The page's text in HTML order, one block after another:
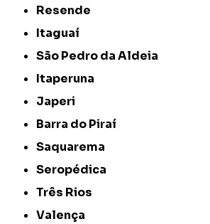
Resende
Itaguaí
São Pedro da Aldeia
Itaperuna
Japeri
Barra do Piraí
Saquarema
Seropédica
Três Rios
Valença